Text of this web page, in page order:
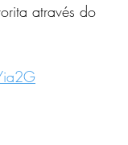
através do